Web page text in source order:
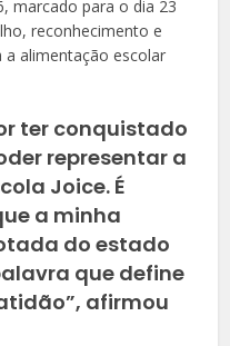
marcado para o dia 23
reconhecimento e
alimentação escolar
ter conquistado
representar a
Joice. É
a minha
do estado
que define
afirmou